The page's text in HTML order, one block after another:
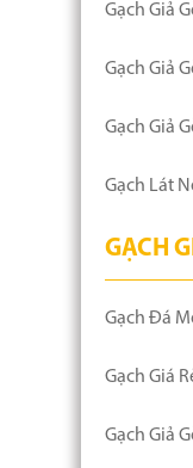
Gạch Giả
Gạch Giả
Gạch Giả
Gạch Lát
GẠCH
Gạch Đá
Gạch Giá
Gạch Giả